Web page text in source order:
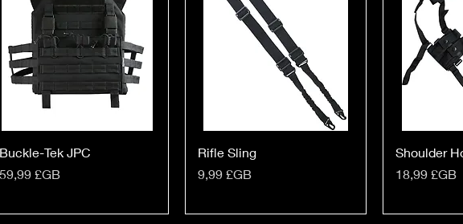
Buckle-Tek JPC
Prix
59,99 £GB
Rifle Sling
Prix
9,99 £GB
Shoulder
Prix
18,99 £GB